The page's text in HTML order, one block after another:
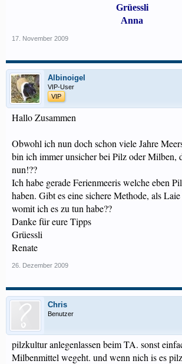
Grüessli
Anna
17. November 2009
Albinoigel
VIP-User
VIP
Hallo Zusammen
Obwohl ich nun doch schon viele Jahre
bin ich immer unsicher bei Pilz oder Milben,
nun!??
Ich habe gerade Ferienmeeris welche eben
haben. Gibt es eine sichere Methode, als
womit ich es zu tun habe??
Danke für eure Tipps
Grüessli
Renate
26. Dezember 2009
Chris
Benutzer
pilzkultur anlegenlassen beim TA. sonst
Milbenmittel wegeht. und wenn nich is es